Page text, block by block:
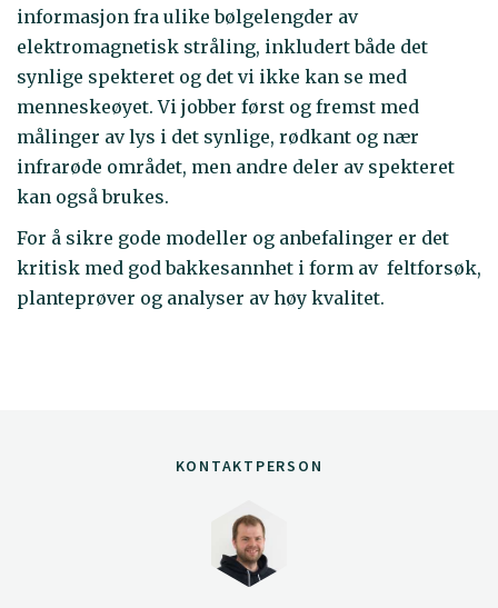
informasjon fra ulike bølgelengder av
elektromagnetisk stråling, inkludert både det
synlige spekteret og det vi ikke kan se med
menneskeøyet. Vi jobber først og fremst med
målinger av lys i det synlige, rødkant og nær
infrarøde området, men andre deler av spekteret
kan også brukes.
For å sikre gode modeller og anbefalinger er det
kritisk med god bakkesannhet i form av feltforsøk,
planteprøver og analyser av høy kvalitet.
KONTAKTPERSON